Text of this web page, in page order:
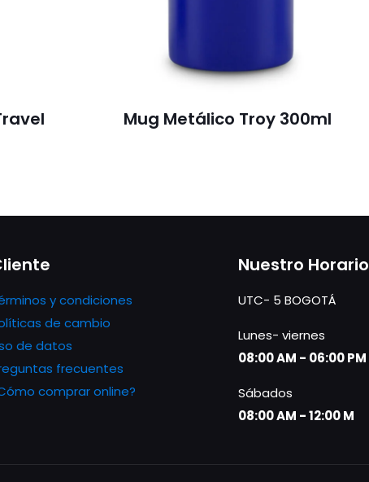
Mug Metálico Troy 300ml
y condiciones
de cambio
de datos
frecuentes
comprar online?
Nuestro Horario
UTC- 5 BOGOTÁ
Lunes- viernes
08:00 AM - 06:00 PM
Sábados
08:00 AM - 12:00 M